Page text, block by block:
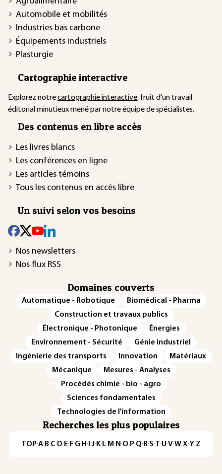
Automobile et mobilités
Industries bas carbone
Équipements industriels
Plasturgie
Cartographie interactive
Explorez notrecartographie interactive, fruit d'un travail
éditorial minutieux mené par notre équipe de spécialistes.
Des contenus en libre accès
Les livres blancs
Les conférences en ligne
Les articles témoins
Tous les contenus en accès libre
Un suivi selon vos besoins
Nos newsletters
Nos flux RSS
Domaines couverts
Automatique - Robotique
Biomédical - Pharma
Construction et travaux publics
Électronique - Photonique
Énergies
Environnement - Sécurité
Génie industriel
Ingénierie des transports
Innovation
Matériaux
Mécanique
Mesures - Analyses
Procédés chimie - bio - agro
Sciences fondamentales
Technologies de l'information
Recherches les plus populaires
TOP·A·B·C· D· E· F·G· H · ·J· K· L· M · N ·O· P·Q· R·S·T·U·V·W·X·Y·Z